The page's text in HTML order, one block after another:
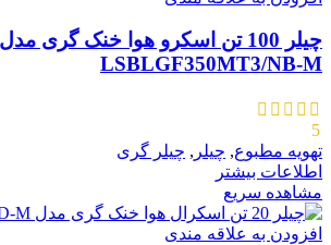
چیلر 100 تن اسکرو هوا خنک گری مدل
LSBLGF350MT3/NB-M
5
تهویه مطبوع, چیلر , چیلر گری
اطلاعات بیشتر
مشاهده سریع
افزودن به علاقه مندی